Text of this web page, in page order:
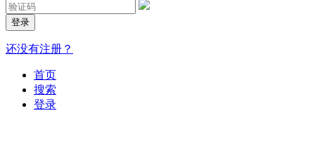
登录
还没有注册？
首页
搜索
登录